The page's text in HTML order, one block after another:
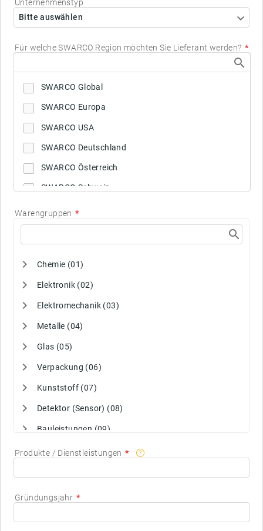
Unternehmenstyp
Bitte auswählen
Für welche SWARCO Region möchten Sie Lieferant werden?
SWARCO Global
SWARCO Europa
SWARCO USA
SWARCO Deutschland
SWARCO Österreich
SWARCO Schweiz
SWARCO Norwegen
SWARCO Finnland
SWARCO Dänemark
SWARCO Italien
SWARCO Rumänien
SWARCO Slowenien
SWARCO Australien
SWARCO Niederlande
Warengruppen
Chemie (01)
Elektronik (02)
Elektromechanik (03)
Metalle (04)
Glas (05)
Verpackung (06)
Kunststoff (07)
Detektor (Sensor) (08)
Bauleistungen (09)
IT Hardware/Software (10)
Produkte / Dienstleistungen
Gründungsjahr